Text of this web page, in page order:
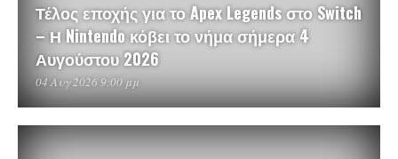
Τέλος εποχής για το Apex Legends στο Switch
– Η Nintendo κόβει το νήμα σήμερα 4
Αυγούστου 2026
04 Αυγ 2026 9:00 μμ